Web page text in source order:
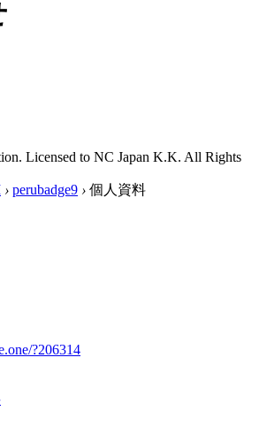
Licensed to NC Japan K.K. All Rights
› perubadge9 › 個人資料
?206314